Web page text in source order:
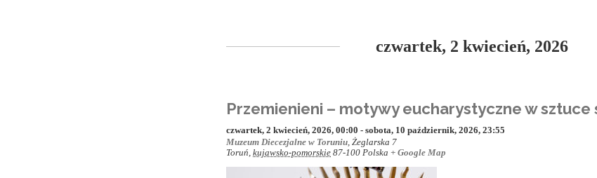
czwartek, 2 kwiecień, 2026
Przemienieni – motywy eucharystyczne w sztuce
czwartek, 2 kwiecień, 2026, 00:00 - sobota, 10 październik, 2026, 23:55
Muzeum Diecezjalne w Toruniu, Żeglarska 7
Toruń, kujawsko-pomorskie 87-100 Polska + Google Map